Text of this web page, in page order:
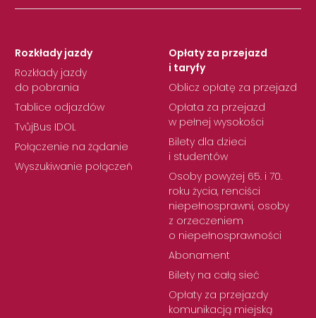
Rozkłady jazdy
Rozkłady jazdy
do pobrania
Tablice odjazdów
TvůjBus IDOL
Połączenie na żądanie
Wyszukiwanie połączeń
Opłaty za przejazd
i taryfy
Oblicz opłatę za przejazd
Opłata za przejazd
w pełnej wysokości
Bilety dla dzieci
i studentów
Osoby powyżej 65. i 70.
roku życia, renciści
niepełnosprawni, osoby
z orzeczeniem
o niepełnosprawności
Abonament
Bilety na całą sieć
Opłaty za przejazdy
komunikacją miejską